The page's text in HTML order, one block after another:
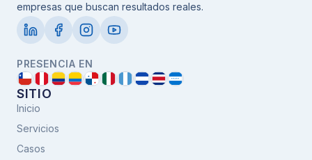
empresas que buscan resultados reales.
PRESENCIA EN
SITIO
Inicio
Servicios
Casos